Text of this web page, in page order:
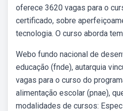
oferece 3620 vagas para o
certificado, sobre
tecnologia. O curso aborda
Webo fundo nacional de
educação (fnde), autarquia
vagas para o curso do
alimentação escolar (pnae),
modalidades de cursos: